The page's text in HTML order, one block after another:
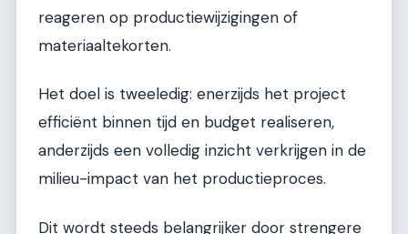
reageren op productiewijzigingen of
materiaaltekorten.
Het doel is tweeledig: enerzijds het project
efficiënt binnen tijd en budget realiseren,
anderzijds een volledig inzicht verkrijgen in de
milieu-impact van het productieproces.
Dit wordt steeds belangrijker door strengere